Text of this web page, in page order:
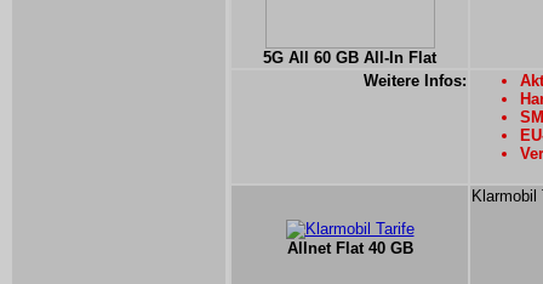
5G All 60 GB All-In Flat
Weitere Infos:
Allnet Flat 40 GB